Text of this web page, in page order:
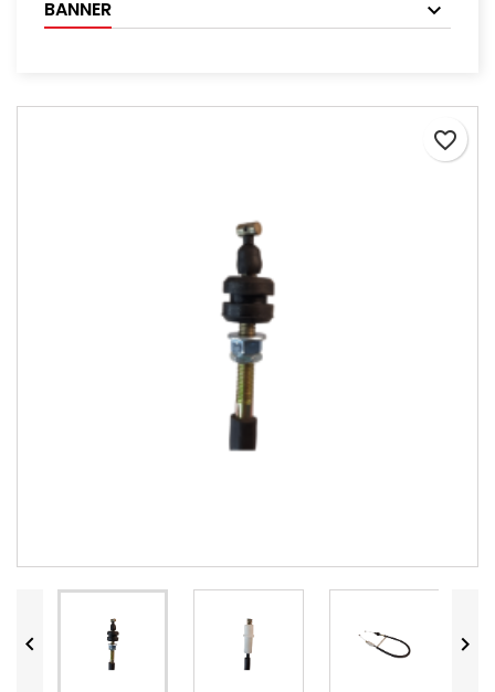
BANNER
favorite_border
 
 